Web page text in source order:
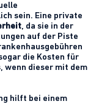
sein. Eine private
, da sie in der
auf der Piste
die Kosten für
wenn dieser mit dem
hilft bei einem